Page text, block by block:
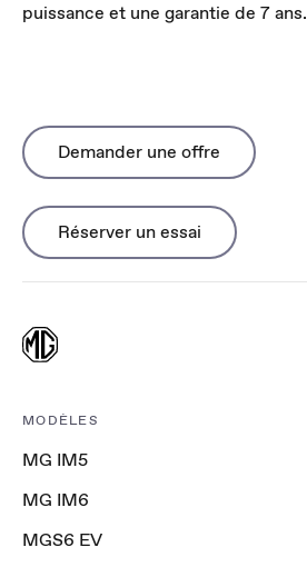
puissance et une garantie de 7 ans.
Demander une offre
Réserver un essai
MODÈLES
MG IM5
MG IM6
MGS6 EV